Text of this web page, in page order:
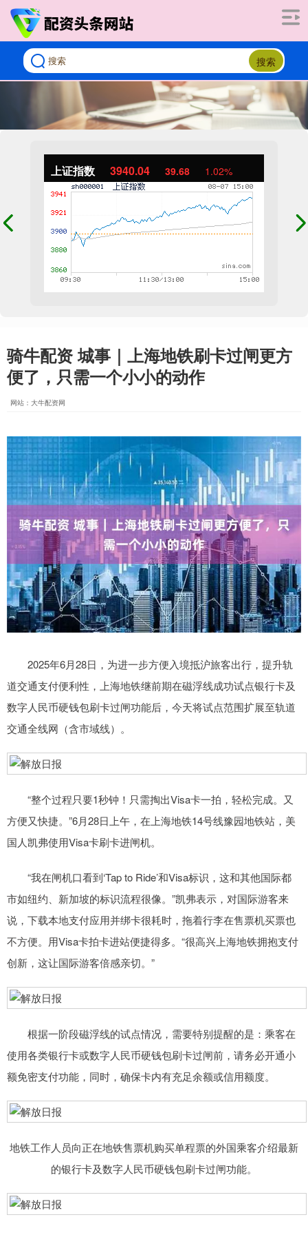
搜索
上证指数 3940.04 39.68 1.02%
骑牛配资 城事｜上海地铁刷卡过闸更方
便了，只需一个小小的动作
网站：大牛配资网
2025年6月28日，为进一步方便入境抵沪旅客出行，提升轨
道交通支付便利性，上海地铁继前期在磁浮线成功试点银行卡及
数字人民币硬钱包刷卡过闸功能后，今天将试点范围扩展至轨道
交通全线网（含市域线）。
“整个过程只要1秒钟！只需掏出Visa卡一拍，轻松完成。又
方便又快捷。”6月28日上午，在上海地铁14号线豫园地铁站，美
国人凯弗使用Visa卡刷卡进闸机。
“我在闸机口看到‘Tap to Ride’和Visa标识，这和其他国际都
市如纽约、新加坡的标识流程很像。”凯弗表示，对国际游客来
说，下载本地支付应用并绑卡很耗时，拖着行李在售票机买票也
不方便。用Visa卡拍卡进站便捷得多。“很高兴上海地铁拥抱支付
创新，这让国际游客倍感亲切。”
根据一阶段磁浮线的试点情况，需要特别提醒的是：乘客在
使用各类银行卡或数字人民币硬钱包刷卡过闸前，请务必开通小
额免密支付功能，同时，确保卡内有充足余额或信用额度。
地铁工作人员向正在地铁售票机购买单程票的外国乘客介绍最新
的银行卡及数字人民币硬钱包刷卡过闸功能。